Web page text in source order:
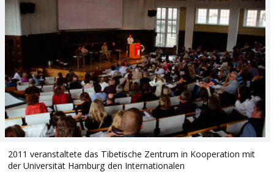
2011 veranstaltete das Tibetische Zentrum in Kooperation mit
der Universität Hamburg den Internationalen